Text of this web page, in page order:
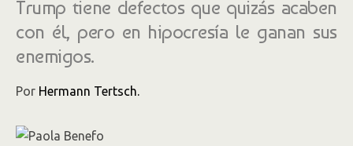
Trump tiene defectos que quizás acaben
con él, pero en hipocresía le ganan sus
enemigos.
Por Hermann Tertsch.